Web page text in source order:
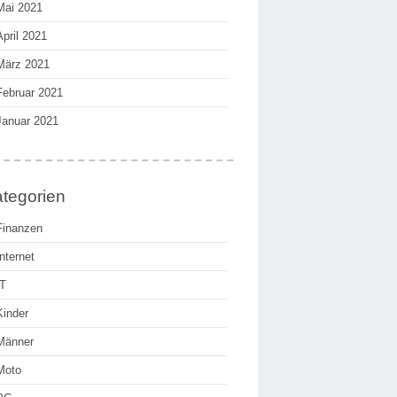
2021
2021
2021
2021
2021